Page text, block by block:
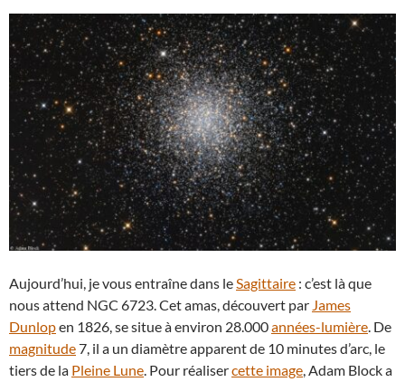
Aujourd’hui, je vous entraîne dans leSagittaire : c’est là que
nous attend NGC 6723. Cet amas, découvert par James
Dunlopen 1826, se situe à environ 28.000années-lumière. De
magnitude7, il a un diamètre apparent de 10 minutes d’arc, le
tiers de la Pleine Lune. Pour réalisercette image, Adam Block a